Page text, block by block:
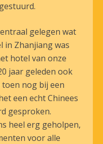
gelegen wat
in Zhanjiang was
hotel van onze
jaar geleden ook
nog bij een
een echt Chinees
gesproken.
heel erg geholpen,
voor alle